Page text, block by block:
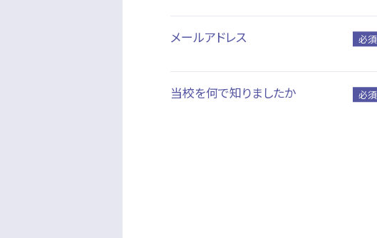
メールアドレス
当校を何で知りましたか